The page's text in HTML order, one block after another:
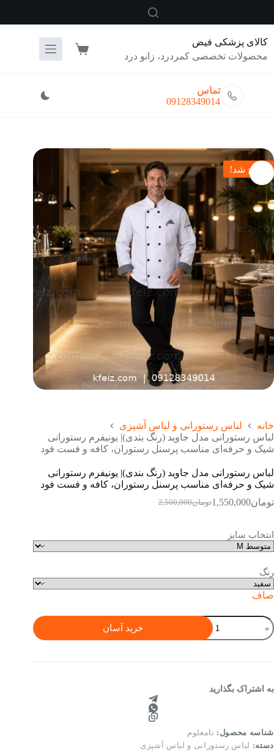
کالای پزشکی فیض
محصولات تخصصی کمردرد، زانو درد
سبد
تماس
09128349014
حراج شد!
خانه
لباس رستورانی و لباس آشپزی
لباس رستورانی مدل جاوید (رنگ بندی)| یونیفرم رستورانی
شیک و حرفه‌ای مناسب پرسنل رستوران، کافه و فست فود
لباس رستورانی مدل جاوید (رنگ بندی)| یونیفرم رستورانی
شیک و حرفه‌ای مناسب پرسنل رستوران، کافه و فست فود
تومان2,500,000 قیمت
بود.
تومان1,550,000قیمت
انتخاب سایز
رنگ
صاف
لباس
رستورانی
مدل
یونیفرم
حرفه‌ای
مناسب
خرید آسان
به اشتراک بگذارید
شناسه محصول: نامعلوم
دسته: لباس رستورانی و لباس آشپزی